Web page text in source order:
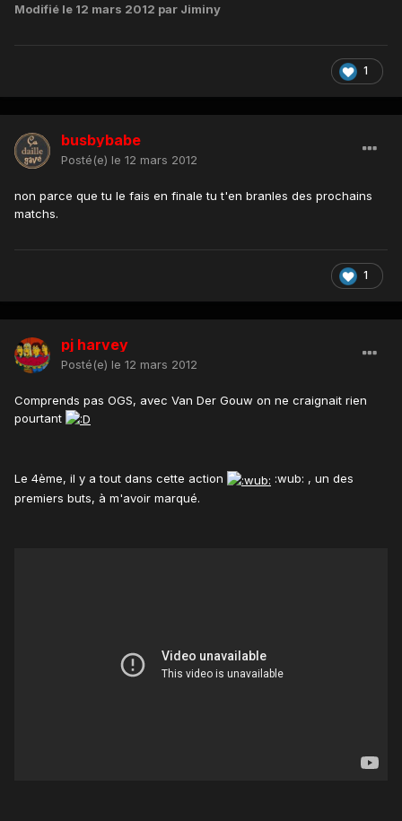
Modifié le 12 mars 2012 par Jiminy
1
busbybabe
Posté(e) le 12 mars 2012
non parce que tu le fais en finale tu t'en branles des prochains
matchs.
1
pj harvey
Posté(e) le 12 mars 2012
Comprends pas OGS, avec Van Der Gouw on ne craignait rien
pourtant
Le 4ème, il y a tout dans cette action
:wub: , un des
premiers buts, à m'avoir marqué.